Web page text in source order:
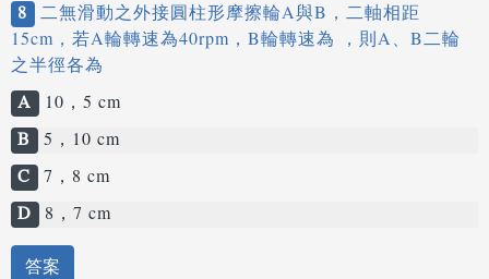
8 二無滑動之外接圓柱形摩擦輪A與B，二軸相距
15cm，若A輪轉速為40rpm，B輪轉速為 ，則A、B二輪
之半徑各為
A
10，5 cm
B 5，10 cm
C 7，8 cm
D 8，7 cm
答案